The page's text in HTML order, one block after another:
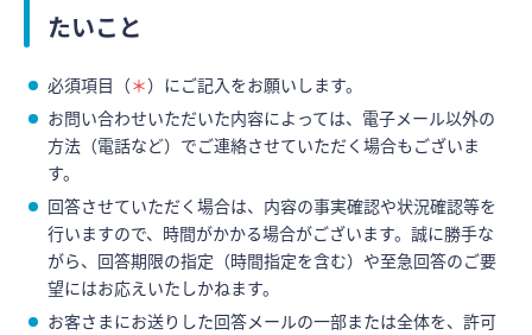
たいこと
必須項目（＊）にご記入をお願いします。
お問い合わせいただいた内容によっては、電子メール以外の
方法（電話など）でご連絡させていただく場合もございま
す。
回答させていただく場合は、内容の事実確認や状況確認等を
行いますので、時間がかかる場合がございます。誠に勝手な
がら、回答期限の指定（時間指定を含む）や至急回答のご要
望にはお応えいたしかねます。
お客さまにお送りした回答メールの一部または全体を、許可